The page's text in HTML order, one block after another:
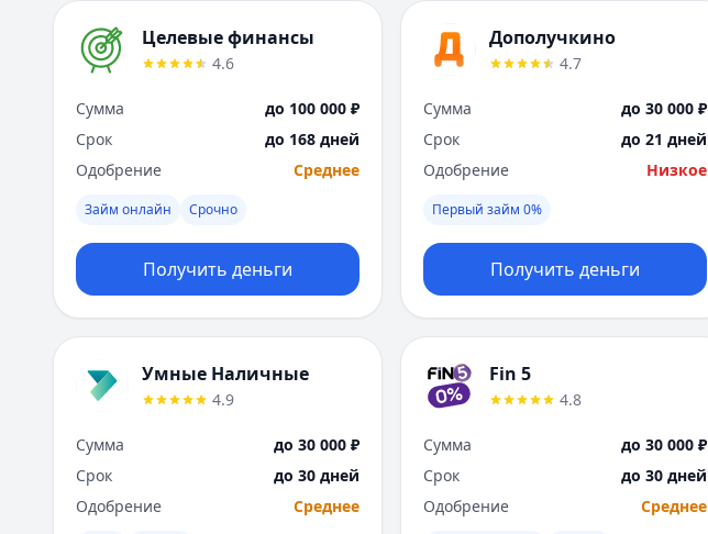
Целевые финансы
4.6
Сумма
до 100 000 ₽
Срок
до 168 дней
Одобрение
Среднее
Займ онлайн Срочно
Получить деньги
Дополучкино
4.7
Сумма
до 30 000 ₽
Срок
до 21 дней
Одобрение
Низкое
Первый займ 0%
Получить деньги
Умные Наличные
4.9
Сумма
до 30 000 ₽
Срок
до 30 дней
Одобрение
Среднее
Fin 5
4.8
Сумма
до 30 000 ₽
Срок
до 30 дней
Одобрение
Среднее